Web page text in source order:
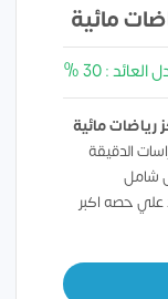
مائية
: 30 %
رياضات مائية
الدقيقة
شامل
علي حصه اكبر